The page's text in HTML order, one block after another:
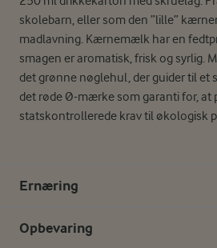
skolebarn, eller som den ”lille”
madlavning. Kærnemælk har en
smagen er aromatisk, frisk og syrlig.
det grønne nøglehul, der guider til et
det røde Ø-mærke som garanti for, at
statskontrollerede krav til økologisk
Ernæring
Opbevaring